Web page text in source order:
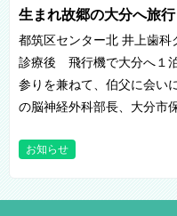
生まれ故郷の大分へ旅行
都筑区センター北 井上歯科
診療後 飛行機で大分へ１
参りを兼ねて、伯父に会い
の脳神経外科部長、大分市
お知らせ